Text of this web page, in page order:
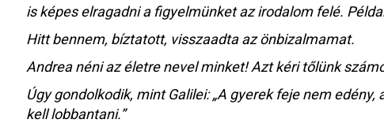
is képes elragadni a figyelmünket az irodalom felé.
Hitt bennem, bíztatott, visszaadta az önbizalmamat.
Andrea néni az életre nevel minket! Azt kéri tőlünk
Úgy gondolkodik, mint Galilei: „A gyerek feje nem
kell lobbantani.”